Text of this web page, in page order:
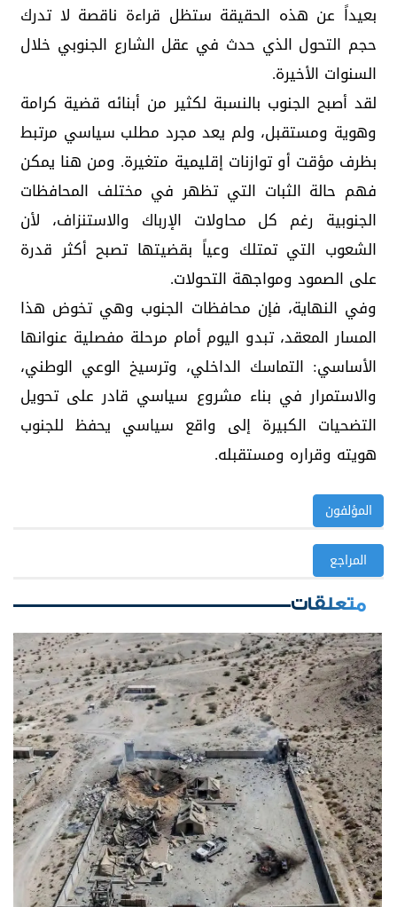
بعيداً عن هذه الحقيقة ستظل قراءة ناقصة لا تدرك
حجم التحول الذي حدث في عقل الشارع الجنوبي خلال
السنوات الأخيرة.
لقد أصبح الجنوب بالنسبة لكثير من أبنائه قضية كرامة
وهوية ومستقبل، ولم يعد مجرد مطلب سياسي مرتبط
بظرف مؤقت أو توازنات إقليمية متغيرة. ومن هنا يمكن
فهم حالة الثبات التي تظهر في مختلف المحافظات
الجنوبية رغم كل محاولات الإرباك والاستنزاف، لأن
الشعوب التي تمتلك وعياً بقضيتها تصبح أكثر قدرة
على الصمود ومواجهة التحولات.
وفي النهاية، فإن محافظات الجنوب وهي تخوض هذا
المسار المعقد، تبدو اليوم أمام مرحلة مفصلية عنوانها
الأساسي: التماسك الداخلي، وترسيخ الوعي الوطني،
والاستمرار في بناء مشروع سياسي قادر على تحويل
التضحيات الكبيرة إلى واقع سياسي يحفظ للجنوب
هويته وقراره ومستقبله.
المؤلفون
المراجع
متعلقات